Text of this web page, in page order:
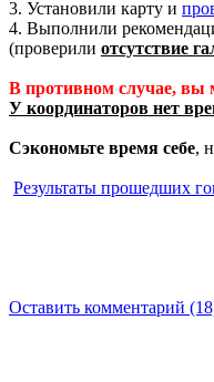
3. Установили карту и
4. Выполнили
(проверили отсутствие
В противном случае, вы
У координаторов нет
Сэкономьте время себе,
Результаты прошедших
Оставить комментарий